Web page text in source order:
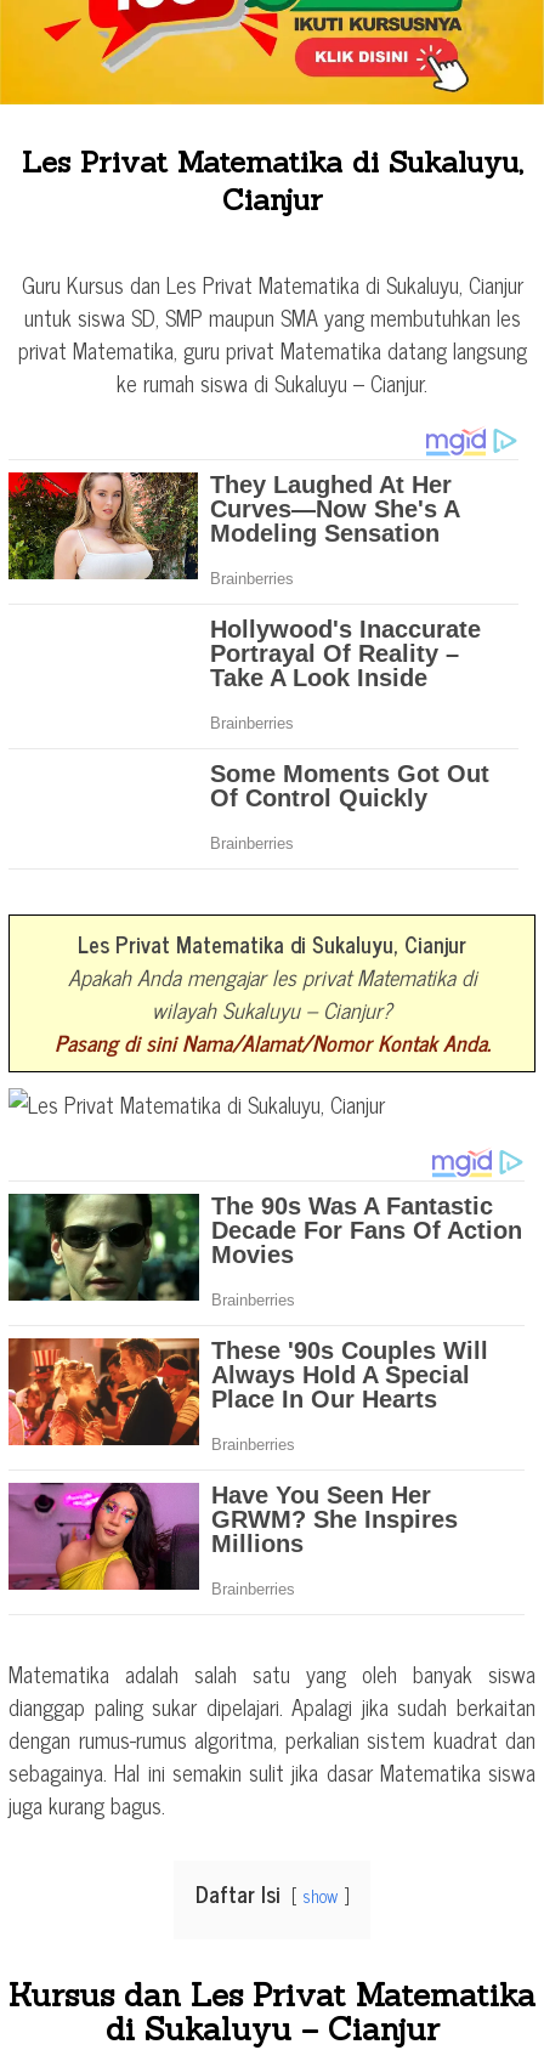
Les Privat Matematika di Sukaluyu,
Cianjur
Guru Kursus dan Les Privat Matematika di Sukaluyu, Cianjur
untuk siswa SD, SMP maupun SMA yang membutuhkan les
privat Matematika, guru privat Matematika datang langsung
ke rumah siswa di Sukaluyu – Cianjur.
Les Privat Matematika di Sukaluyu, Cianjur
Apakah Anda mengajar les privat Matematika di
wilayah Sukaluyu – Cianjur?
Pasang di sini Nama/Alamat/Nomor Kontak Anda.
Matematika adalah salah satu yang oleh banyak siswa
dianggap paling sukar dipelajari. Apalagi jika sudah berkaitan
dengan rumus-rumus algoritma, perkalian sistem kuadrat dan
sebagainya. Hal ini semakin sulit jika dasar Matematika siswa
juga kurang bagus.
Daftar Isi show
Kursus dan Les Privat Matematika
di Sukaluyu – Cianjur